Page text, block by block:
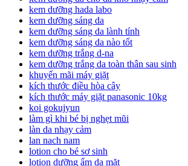
kem dưỡng hada labo
kem dưỡng sáng da
kem dưỡng sáng da lành tính
kem dưỡng sáng da nào tốt
kem dưỡng trắng d-na
kem dưỡng trắng da toàn thân sau sinh
khuyến mãi máy giặt
kích thước điều hòa cây
kích thước máy giặt panasonic 10kg
koi gokujyun
làm gì khi bé bị nghẹt mũi
làn da nhạy cảm
lan nach nam
lotion cho bé sơ sinh
lotion dưỡng ẩm da mặt